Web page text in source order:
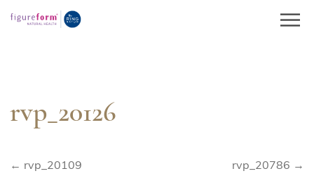
zum
rvp_20126
Beitragsnavigation
← rvp_20109 rvp_20786 →